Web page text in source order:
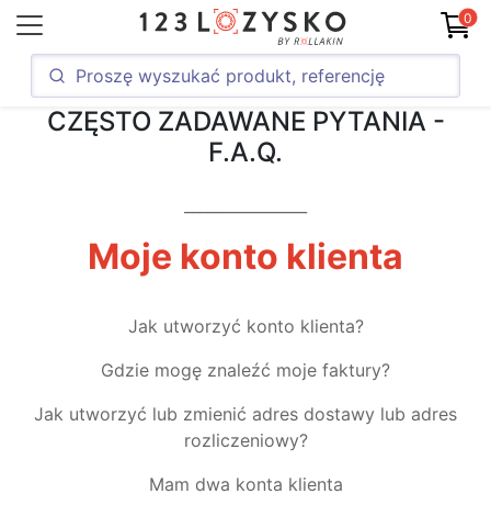
0
CZĘSTO ZADAWANE PYTANIA -
F.A.Q.
Moje konto klienta
Jak utworzyć konto klienta?
Gdzie mogę znaleźć moje faktury?
Jak utworzyć lub zmienić adres dostawy lub adres
rozliczeniowy?
Mam dwa konta klienta